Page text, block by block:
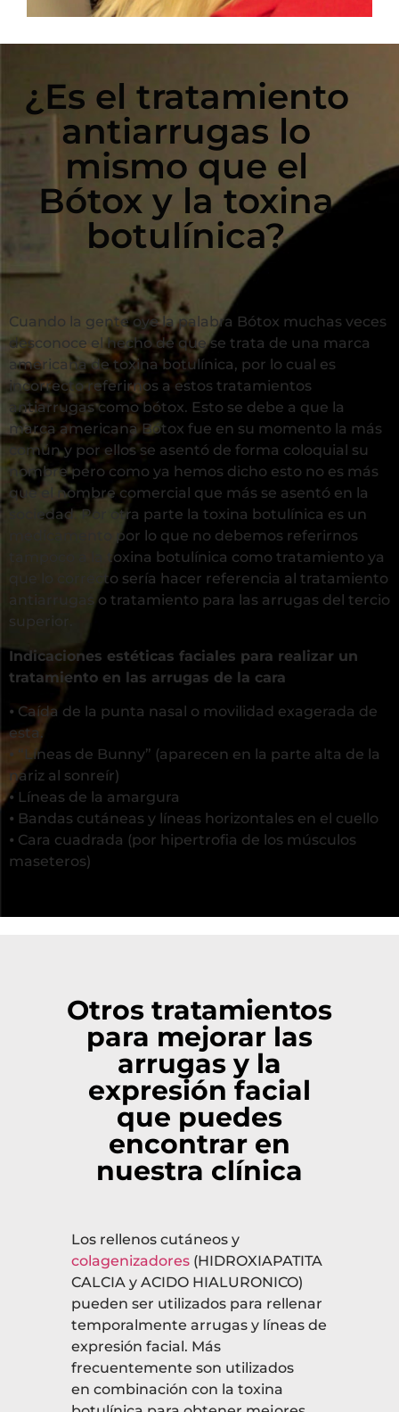
¿Es el tratamiento
antiarrugas lo
mismo que el
Bótox y la toxina
botulínica?
Cuando la gente oye la palabra Bótox muchas veces
desconoce el hecho de que se trata de una marca
americana de toxina botulínica, por lo cual es
incorrecto referirnos a estos tratamientos
antiarrugas como bótox. Esto se debe a que la
marca americana Bótox fue en su momento la más
común y por ellos se asentó de forma coloquial su
nombre pero como ya hemos dicho esto no es más
que el nombre comercial que más se asentó en la
sociedad. Por otra parte la toxina botulínica es un
medicamento por lo que no debemos referirnos
tampoco a la toxina botulínica como tratamiento ya
que lo correcto sería hacer referencia al tratamiento
antiarrugas o tratamiento para las arrugas del tercio
superior.
Indicaciones estéticas faciales para realizar un
tratamiento en las arrugas de la cara
⦁ Caída de la punta nasal o movilidad exagerada de
esta.
⦁ “Líneas de Bunny” (aparecen en la parte alta de la
nariz al sonreír)
⦁ Líneas de la amargura
⦁ Bandas cutáneas y líneas horizontales en el cuello
⦁ Cara cuadrada (por hipertrofia de los músculos
maseteros)
Otros tratamientos
para mejorar las
arrugas y la
expresión facial
que puedes
encontrar en
nuestra clínica
Los rellenos cutáneos y
colagenizadores (HIDROXIAPATITA
CALCIA y ACIDO HIALURONICO)
pueden ser utilizados para rellenar
temporalmente arrugas y líneas de
expresión facial. Más
frecuentemente son utilizados
en combinación con la toxina